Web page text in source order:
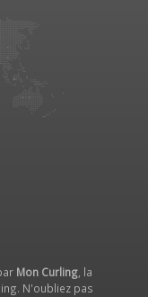
Mon Curling , la
N'oubliez pas